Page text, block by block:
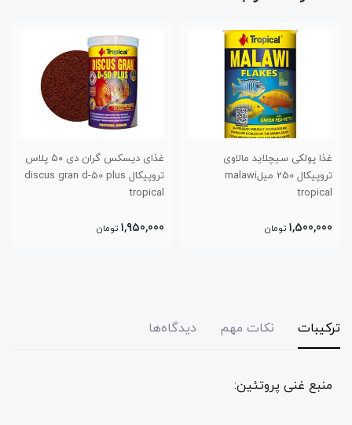
تروپیکال discus gran d-50 plus
tropical
1,950,000
پودر اسپیرولینا الیتا
634,000
ترکیبات نکات مهم دیدگاه‌ها
منبع غنی پروتئین: